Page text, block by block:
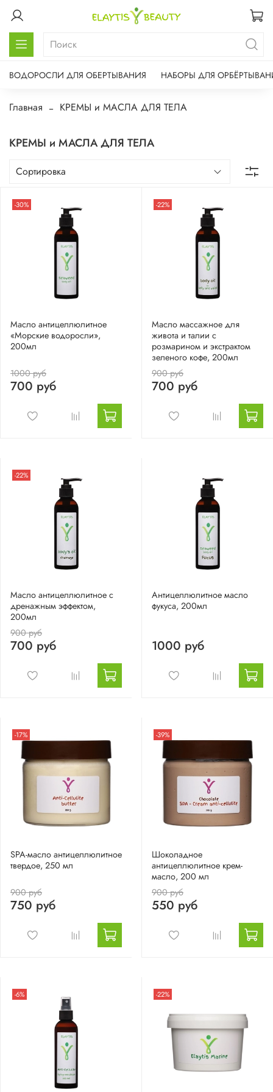
ВОДОРОСЛИ ДЛЯ ОБЕРТЫВАНИЯ НАБОРЫ ДЛЯ
Главная КРЕМЫ и МАСЛА ДЛЯ ТЕЛА
КРЕМЫ и МАСЛА ДЛЯ ТЕЛА
-30%
Масло антицеллюлитное
«Морские водоросли»,
200мл
1000 руб
700 руб
-22%
Масло массажное для
живота и талии с
розмарином и экстрактом
зеленого кофе, 200мл
900 руб
700 руб
-22%
Масло антицеллюлитное с
дренажным эффектом,
200мл
900 руб
700 руб
Антицеллюлитное масло
фукуса, 200мл
1000 руб
-17%
SPA-масло антицеллюлитное
твердое, 250 мл
900 руб
750 руб
-39%
Шоколадное
антицеллюлитное крем-
масло, 200 мл
900 руб
550 руб
-6% -22%